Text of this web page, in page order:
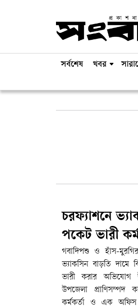
সর্বশেষ খবর
চরফ্যাশনে
পকেট ভারী
গবাদিপশু ও হাঁস-মুরগির
ভ্যাকসিন বাড়তি দামে
ভারী করার অভিযোগ
উপজেলা প্রাণিসম্পদ
কর্মকর্তা ও এক অফিস